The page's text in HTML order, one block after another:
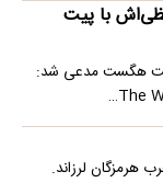
با پیت
پیت هگست مدعی شد: